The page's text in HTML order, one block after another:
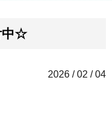
中☆
2026 / 02 / 04